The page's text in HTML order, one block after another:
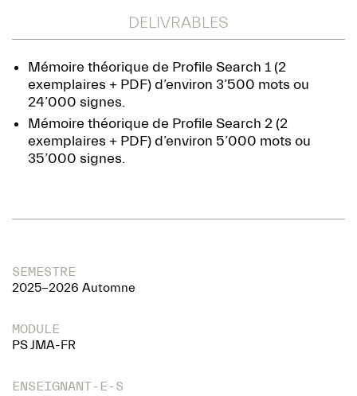
DELIVRABLES
Mémoire théorique de Profile Search 1 (2
exemplaires + PDF) d’environ 3’500 mots ou
24’000 signes.
Mémoire théorique de Profile Search 2 (2
exemplaires + PDF) d’environ 5’000 mots ou
35’000 signes.
SEMESTRE
2025-2026 Automne
MODULE
PS JMA-FR
ENSEIGNANT-E-S